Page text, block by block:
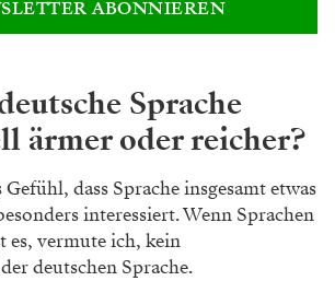
ABONNIEREN
Sprache
ärmer oder reicher?
dass Sprache insgesamt etwas
interessiert. Wenn Sprachen
es, vermute ich, kein
deutschen Sprache.